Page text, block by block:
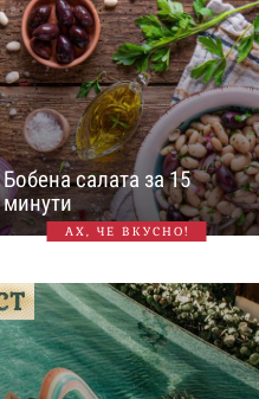
Бобена салата за 15
минути
АХ, ЧЕ ВКУСНО!